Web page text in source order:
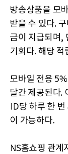
방송상품을 모
받을 수 있다.
금이 지급되며,
기회다. 해당 적
모바일 전용
달간 제공된다.
ID당 하루 한
이 가능하다.
NS홈쇼핑 관계